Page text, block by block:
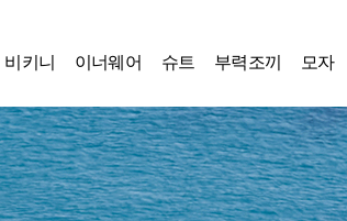
비키니 이너웨어 슈트 부력조끼 모자